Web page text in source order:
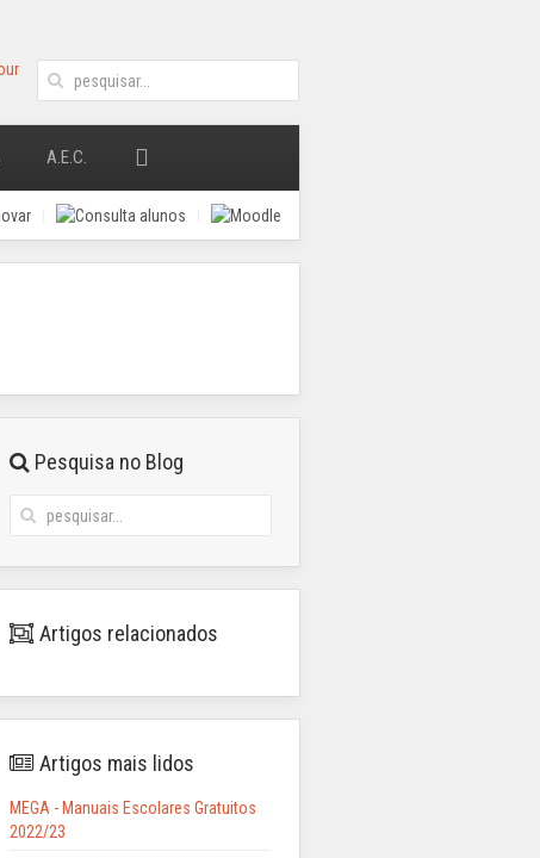
A.E.C.
Pesquisa no Blog
Artigos relacionados
Artigos mais lidos
MEGA - Manuais Escolares Gratuitos
2022/23